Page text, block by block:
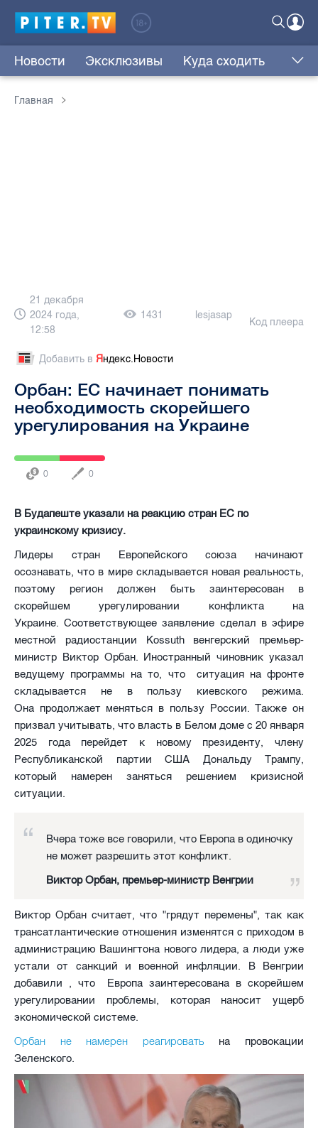
Новости Эксклюзивы Куда сходить
Главная
21 декабря
2024 года,
12:58
1431 lesjasap
Код плеера
Добавить в Яндекс.Новости
Орбан: ЕС начинает понимать
необходимость скорейшего
урегулирования на Украине
0 0
В Будапеште указали на реакцию стран ЕС по
украинскому кризису.
Лидеры стран Европейского союза начинают
осознавать, что в мире складывается новая реальность,
поэтому регион должен быть заинтересован в
скорейшем урегулировании конфликта на
Украине. Соответствующее заявление сделал в эфире
местной радиостанции Kossuth венгерский премьер-
министр Виктор Орбан. Иностранный чиновник указал
ведущему программы на то, что ситуация на фронте
складывается не в пользу киевского режима.
Она продолжает меняться в пользу России. Также он
призвал учитывать, что власть в Белом доме с 20 января
2025 года перейдет к новому президенту, члену
Республиканской партии США Дональду Трампу,
который намерен заняться решением кризисной
ситуации.
Вчера тоже все говорили, что Европа в одиночку
не может разрешить этот конфликт.
Виктор Орбан, премьер-министр Венгрии
Виктор Орбан считает, что "грядут перемены", так как
трансатлантические отношения изменятся с приходом в
администрацию Вашингтона нового лидера, а люди уже
устали от санкций и военной инфляции. В Венгрии
добавили , что Европа заинтересована в скорейшем
урегулировании проблемы, которая наносит ущерб
экономической системе.
Орбан не намерен реагировать на провокации
Зеленского.